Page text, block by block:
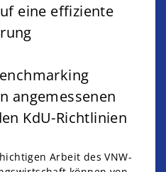
eine effiziente
angemessenen
KdU-Richtlinien
Arbeit des VNW-